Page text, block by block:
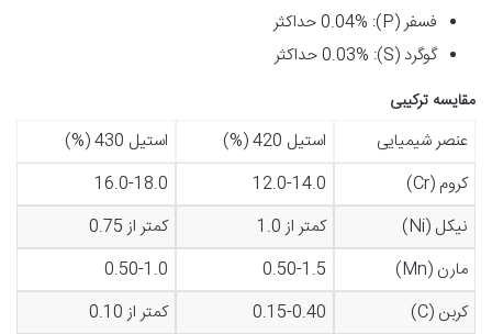
فسفر (P): 0.04% حداکثر
گوگرد (S): 0.03% حداکثر
مقایسه ترکیبی
عنصر شیمیایی استیل 420 (%)
استیل 430 (%)
کروم (Cr)
12.0-14.0
16.0-18.0
نیکل (Ni)
کمتر از 1.0
کمتر از 0.75
مارن (Mn)
0.50-1.5
0.50-1.0
کربن (C)
0.15-0.40 کمتر از 0.10